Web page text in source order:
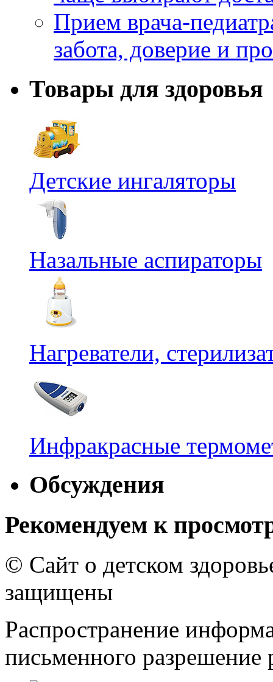
Прием врача-
забота, доверие и
Товары для здоровья
Детские ингаляторы
Назальные аспираторы
Нагреватели,
Инфракрасные
Обсуждения
Рекомендуем к
© Сайт о детском
защищены
Распространение
письменного разрешение